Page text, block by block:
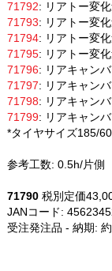
71792: リアトー変
71793: リアトー変
71794: リアトー変
71795: リアトー変
71796: リアキャン
71797: リアキャン
71798: リアキャン
71799: リアキャン
*タイヤサイズ185/
参考工数: 0.5h/片側
71790 税別定価
JANコード:
受注発注品 - 納期: